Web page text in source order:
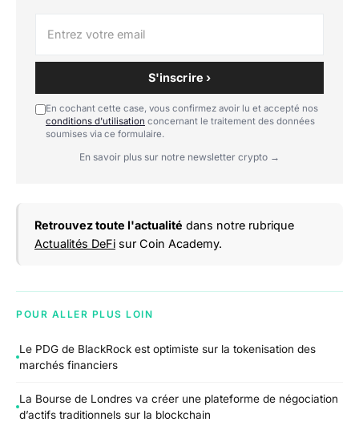
S'inscrire ›
En cochant cette case, vous confirmez avoir lu et accepté nos
conditions d'utilisation concernant le traitement des données
soumises via ce formulaire.
En savoir plus sur notre newsletter crypto →
Retrouvez toute l'actualité dans notre rubrique
Actualités DeFi sur Coin Academy.
POUR ALLER PLUS LOIN
Le PDG de BlackRock est optimiste sur la tokenisation des
marchés financiers
La Bourse de Londres va créer une plateforme de négociation
d’actifs traditionnels sur la blockchain